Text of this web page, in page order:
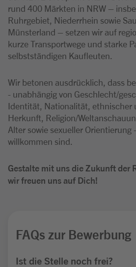
rund 400 Märkten in NRW –
Ruhrgebiet, Niederrhein sowie
Münsterland – setzen wir auf
kurze Transportwege und starke
selbstständigen Kaufleuten.
Wir betonen ausdrücklich, dass
- unabhängig von Geschlecht/
Identität, Nationalität, ethnischer
Herkunft, Religion/
Alter sowie sexueller Orientierung
willkommen sind.
Gestalte mit uns die Zukunft der
wir freuen uns auf Dich!
FAQs zur Bewerbung
Ist die Stelle noch frei?